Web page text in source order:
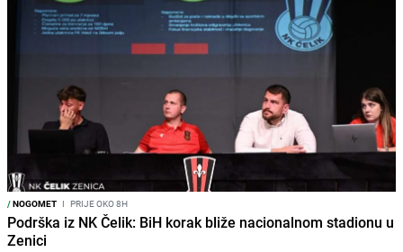
/NOGOMET I PRIJE OKO 8H
Podrška iz NK Čelik: BiH korak bliže nacionalnom stadionu u
Zenici